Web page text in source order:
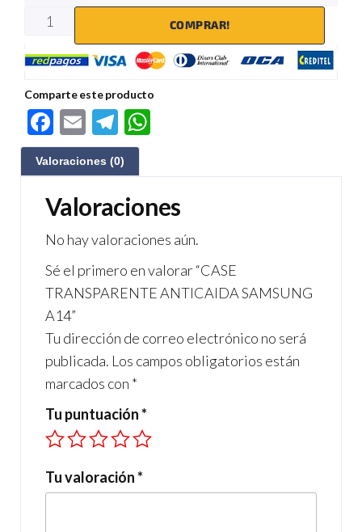
COMPRAR!
Comparte este producto
F
ac
e
b
o
o
k
E
m
ail
Te
le
gr
a
m
s
A
p
p
Valoraciones (0)
Valoraciones
No hay valoraciones aún.
Sé el primero en valorar “CASE
TRANSPARENTE ANTICAIDA SAMSUNG
A14”
Tu dirección de correo electrónico no será
publicada. Los campos obligatorios están
marcados con *
Tu puntuación*
Tu valoración*